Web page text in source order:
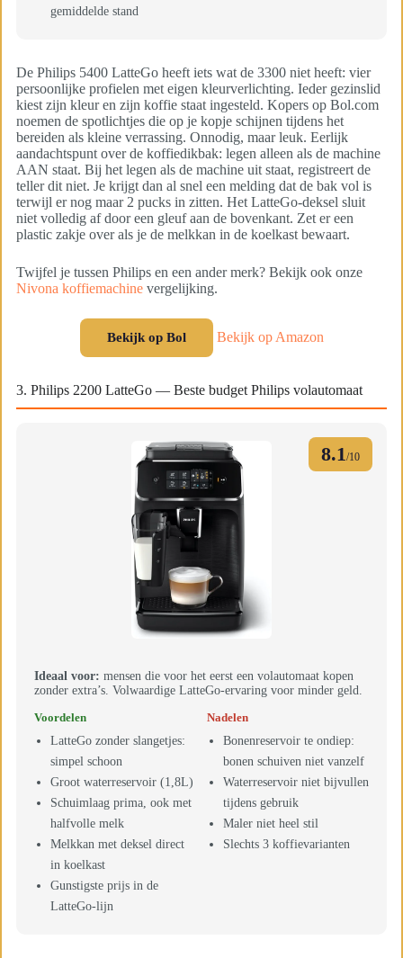
gemiddelde stand
De Philips 5400 LatteGo heeft iets wat de 3300 niet heeft: vier
persoonlijke profielen met eigen kleurverlichting. Ieder gezinslid
kiest zijn kleur en zijn koffie staat ingesteld. Kopers op Bol.com
noemen de spotlichtjes die op je kopje schijnen tijdens het
bereiden als kleine verrassing. Onnodig, maar leuk. Eerlijk
aandachtspunt over de koffiedikbak: legen alleen als de machine
AAN staat. Bij het legen als de machine uit staat, registreert de
teller dit niet. Je krijgt dan al snel een melding dat de bak vol is
terwijl er nog maar 2 pucks in zitten. Het LatteGo-deksel sluit
niet volledig af door een gleuf aan de bovenkant. Zet er een
plastic zakje over als je de melkkan in de koelkast bewaart.
Twijfel je tussen Philips en een ander merk? Bekijk ook onze
Nivona koffiemachine vergelijking.
Bekijk op Bol Bekijk op Amazon
3. Philips 2200 LatteGo — Beste budget Philips volautomaat
8.1 /10
Ideaal voor: mensen die voor het eerst een volautomaat kopen
zonder extra’s. Volwaardige LatteGo-ervaring voor minder geld.
Voordelen
LatteGo zonder slangetjes:
simpel schoon
Groot waterreservoir (1,8L)
Schuimlaag prima, ook met
halfvolle melk
Melkkan met deksel direct
in koelkast
Gunstigste prijs in de
LatteGo-lijn
Nadelen
Bonenreservoir te ondiep:
bonen schuiven niet vanzelf
Waterreservoir niet bijvullen
tijdens gebruik
Maler niet heel stil
Slechts 3 koffievarianten